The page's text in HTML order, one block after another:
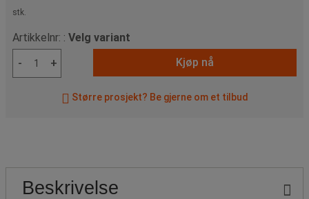
stk.
Artikkelnr: : Velg variant
-
+ Kjøp nå
Større prosjekt? Be gjerne om et tilbud
Beskrivelse